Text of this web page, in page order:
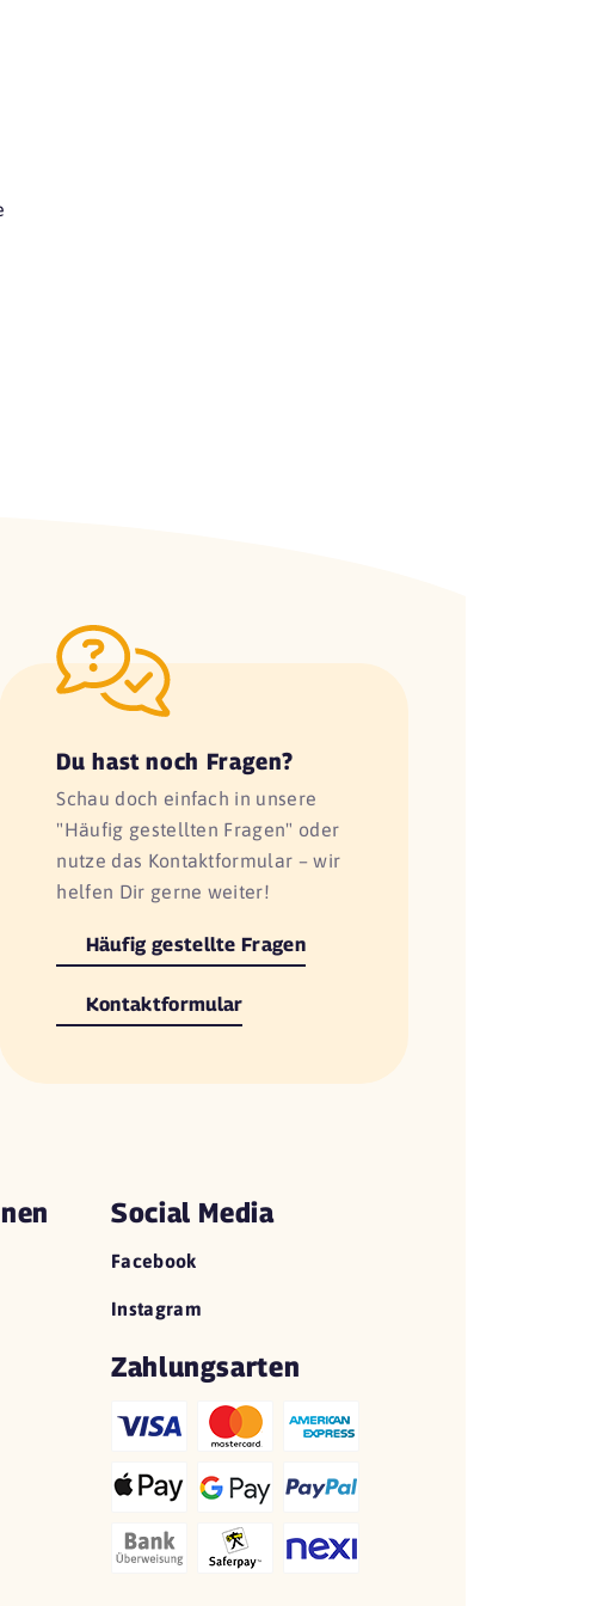
Du hast noch Fragen?
Schau doch einfach in unsere
"Häufig gestellten Fragen" oder
nutze das Kontaktformular – wir
helfen Dir gerne weiter!
Häufig gestellte Fragen
Kontaktformular
Social Media
Facebook
Instagram
Zahlungsarten